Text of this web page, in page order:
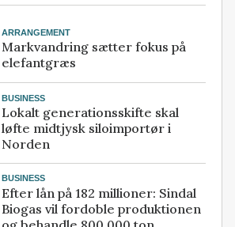
ARRANGEMENT
Markvandring sætter fokus på
elefantgræs
BUSINESS
Lokalt generationsskifte skal
løfte midtjysk siloimportør i
Norden
BUSINESS
Efter lån på 182 millioner: Sindal
Biogas vil fordoble produktionen